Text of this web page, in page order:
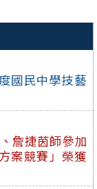
國民中學技藝
詹捷茵師參加
案競賽」榮獲